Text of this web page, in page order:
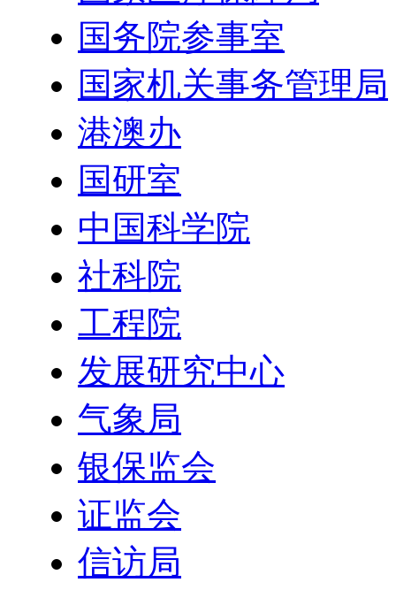
国务院参事室
国家机关事务管理局
港澳办
国研室
中国科学院
社科院
工程院
发展研究中心
气象局
银保监会
证监会
信访局